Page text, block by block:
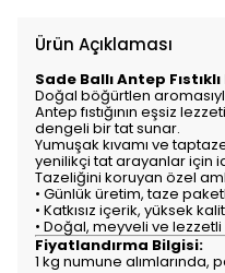
Ürün Açıklaması
Sade Ballı Antep
Doğal böğürtlen
Antep fıstığının eşsiz
dengeli bir tat sunar.
Yumuşak kıvamı ve
yenilikçi tat arayanlar için
Tazeliğini koruyan özel
• Günlük üretim, taze
• Katkısız içerik, yüksek
• Doğal, meyveli ve lezzetli
Fiyatlandırma Bilgisi:
1 kg numune